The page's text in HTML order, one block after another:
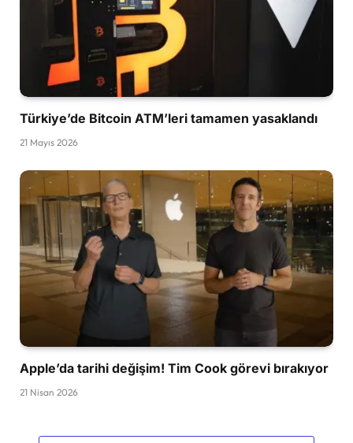
Türkiye’de Bitcoin ATM’leri tamamen yasaklandı
21 Mayıs 2026
Apple’da tarihi değişim! Tim Cook görevi bırakıyor
21 Nisan 2026